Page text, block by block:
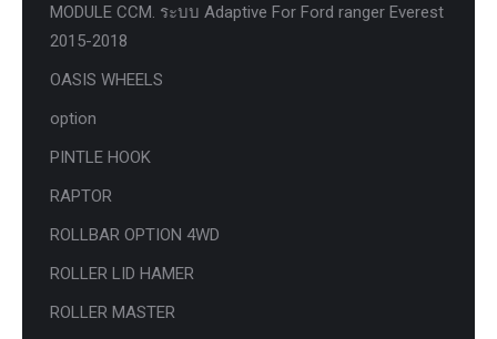
MODULE CCM. ระบบ Adaptive For Ford ranger Everest
2015-2018
OASIS WHEELS
option
PINTLE HOOK
RAPTOR
ROLLBAR OPTION 4WD
ROLLER LID HAMER
ROLLER MASTER